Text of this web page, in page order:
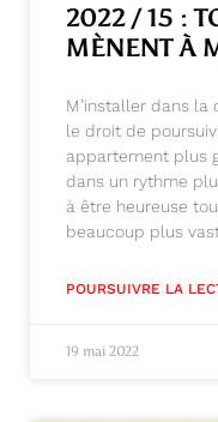
2022 / 15 :
MÈNENT À
M’installer dans la
le droit de
appartement plus
dans un rythme
à être heureuse
beaucoup plus
POURSUIVRE LA
19 mai 2022